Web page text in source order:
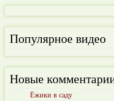
Популярное видео
Новые
Ёжики в саду